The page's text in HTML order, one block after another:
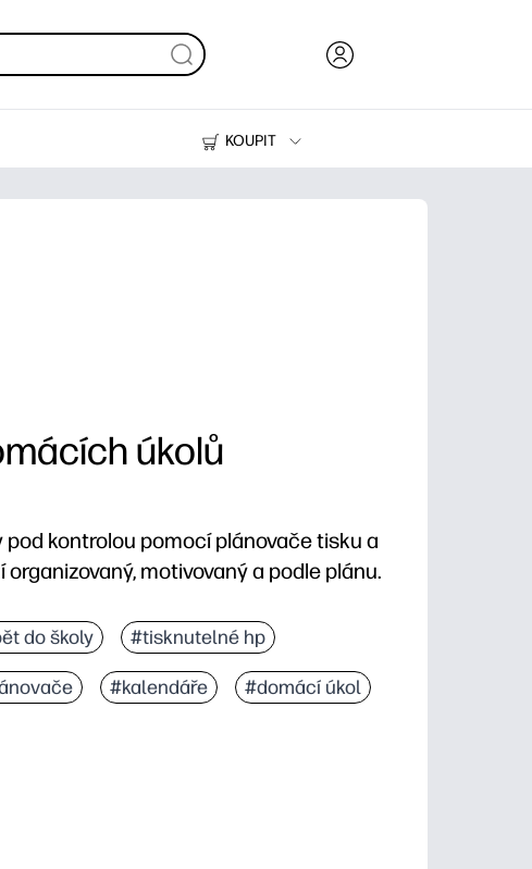
KOUPIT
Tiskárny
úkolů
kontrolou pomocí plánovače tisku a
motivovaný a podle plánu.
novou stránku, kdykoli ji potřebujete
plánování úkolů, termínů a priorit
motivaci a snižují stres na poslední chvíli
do školy #tisknutelné hp
#kalendáře #domácí úkol